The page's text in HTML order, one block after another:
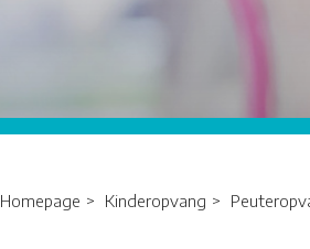
Homepage Kinderopvang